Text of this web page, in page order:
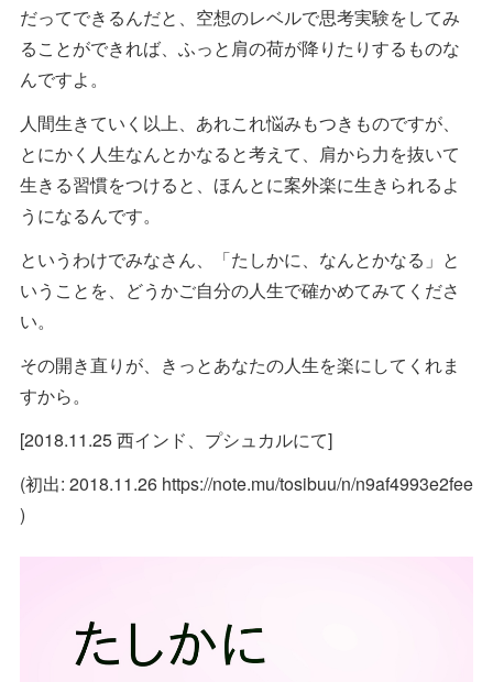
だってできるんだと、空想のレベルで思考実験をしてみ
ることができれば、ふっと肩の荷が降りたりするものな
んですよ。
人間生きていく以上、あれこれ悩みもつきものですが、
とにかく人生なんとかなると考えて、肩から力を抜いて
生きる習慣をつけると、ほんとに案外楽に生きられるよ
うになるんです。
というわけでみなさん、「たしかに、なんとかなる」と
いうことを、どうかご自分の人生で確かめてみてくださ
い。
その開き直りが、きっとあなたの人生を楽にしてくれま
すから。
[2018.11.25 西インド、プシュカルにて]
(初出: 2018.11.26 https://note.mu/tosibuu/n/n9af4993e2fee
)